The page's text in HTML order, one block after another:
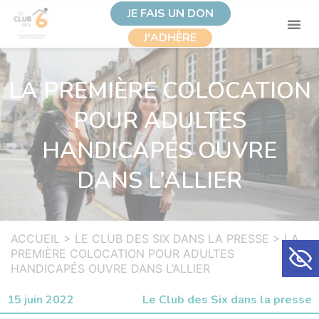
Ouvrir
JE FAIS UN DON
J'ADHÈRE
LA PREMIÈRE COLOCATION
POUR ADULTES
HANDICAPÉS OUVRE
DANS L’ALLIER
ACCUEIL > LE CLUB DES SIX DANS LA PRESSE >LA
PREMIÈRE COLOCATION POUR ADULTES
HANDICAPÉS OUVRE DANS L’ALLIER
15 juin 2022 Le Club des Six dans la presse